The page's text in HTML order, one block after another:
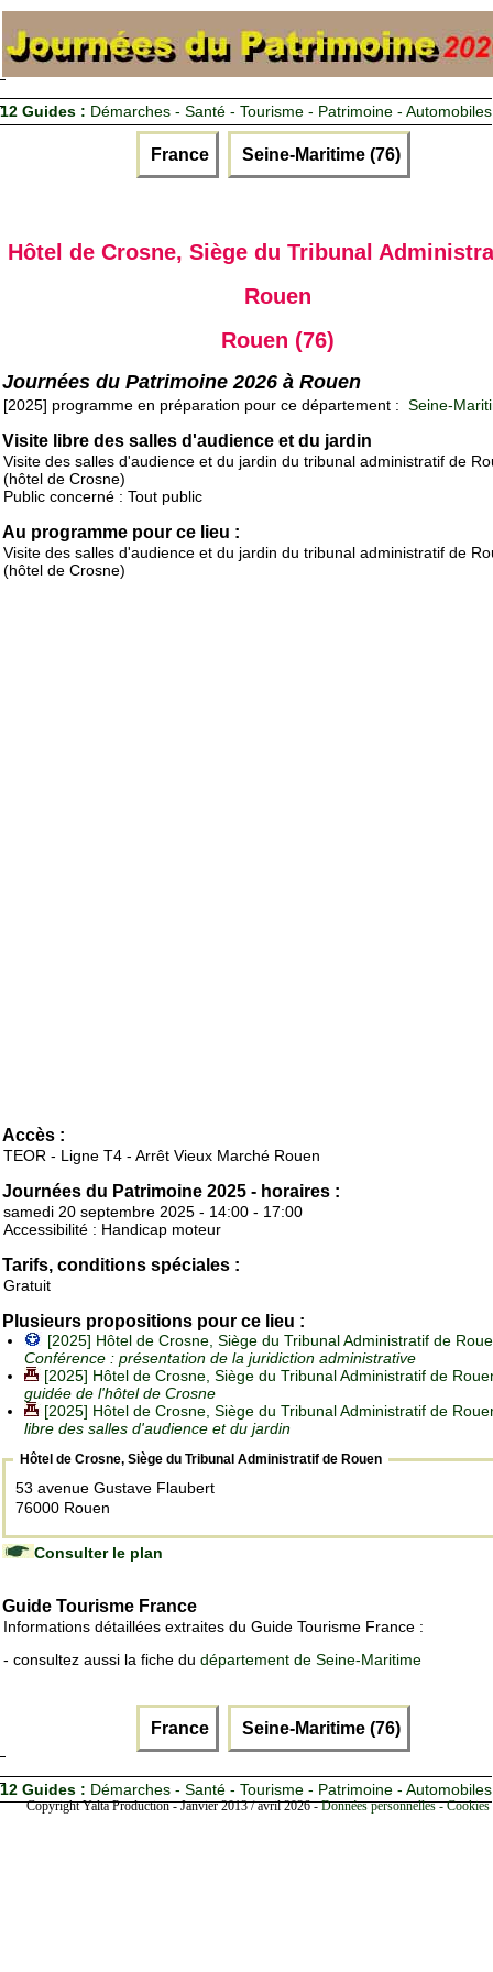
12 Guides : Démarches - Santé - Tourisme - Patrimoine - Automobiles
France Seine-Maritime (76)
Hôtel de Crosne, Siège du Tribunal
Rouen
Rouen (76)
Journées du Patrimoine 2026 à Rouen
[2025] programme en préparation pour ce département : Seine-
Visite libre des salles d'audience et du jardin
Visite des salles d'audience et du jardin du tribunal administratif de
(hôtel de Crosne)
Public concerné : Tout public
Au programme pour ce lieu :
Visite des salles d'audience et du jardin du tribunal administratif de
(hôtel de Crosne)
Accès :
TEOR - Ligne T4 - Arrêt Vieux Marché Rouen
Journées du Patrimoine 2025 - horaires :
samedi 20 septembre 2025 - 14:00 - 17:00
Accessibilité : Handicap moteur
Tarifs, conditions spéciales :
Gratuit
Plusieurs propositions pour ce lieu :
[2025] Hôtel de Crosne, Siège du Tribunal Administratif de
Conférence : présentation de la juridiction administrative
[2025] Hôtel de Crosne, Siège du Tribunal Administratif de
guidée de l'hôtel de Crosne
[2025] Hôtel de Crosne, Siège du Tribunal Administratif de
libre des salles d'audience et du jardin
Hôtel de Crosne, Siège du Tribunal Administratif de Rouen
53 avenue Gustave Flaubert
76000 Rouen
Consulter le plan
Guide Tourisme France
Informations détaillées extraites du Guide Tourisme France :
- consultez aussi la fiche du département de Seine-Maritime
France Seine-Maritime (76)
12 Guides : Démarches - Santé - Tourisme - Patrimoine - Automobiles
Copyright Yalta Production - Janvier 2013 / avril 2026 -Données personnelles -